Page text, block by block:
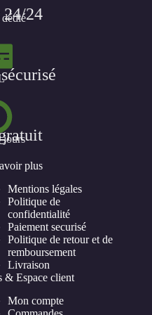
24/24
jours
plus
Mentions légales
Politique de
confidentialité
Paiement securisé
Politique de retour et de
remboursement
Livraison
& Espace client
Mon compte